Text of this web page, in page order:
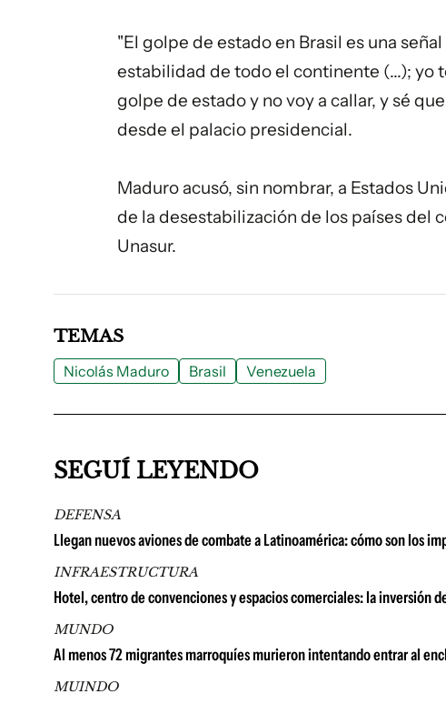
"El golpe de estado en Brasil es una
estabilidad de todo el continente (...); yo
golpe de estado y no voy a callar, y sé
desde el palacio presidencial.
Maduro acusó, sin nombrar, a Estados
de la desestabilización de los países del
Unasur.
TEMAS
Nicolás Maduro Brasil Venezuela
SEGUÍ LEYENDO
DEFENSA
Llegan nuevos aviones de combate a Latinoamérica: cómo son los
INFRAESTRUCTURA
Hotel, centro de convenciones y espacios comerciales: la inversión
MUNDO
Al menos 72 migrantes marroquíes murieron intentando entrar al
MUINDO